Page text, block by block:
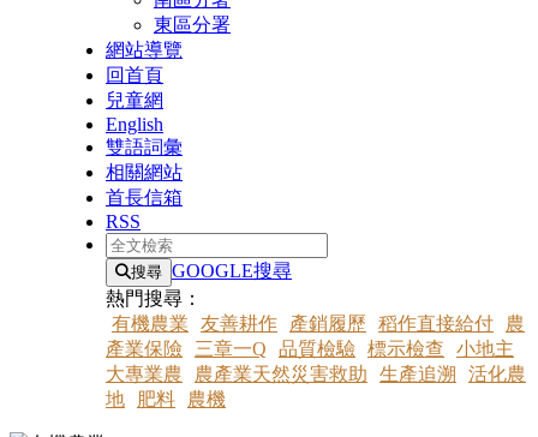
東區分署
網站導覽
回首頁
兒童網
English
雙語詞彙
相關網站
首長信箱
RSS
全文檢索
搜尋 GOOGLE搜尋
熱門搜尋：
有機農業
友善耕作 產銷履歷 稻作直接給付
農
產業保險
三章一Q 品質檢驗 標示檢查
小地主
大專業農
農產業天然災害救助 生產追溯
活化農
地
肥料 農機